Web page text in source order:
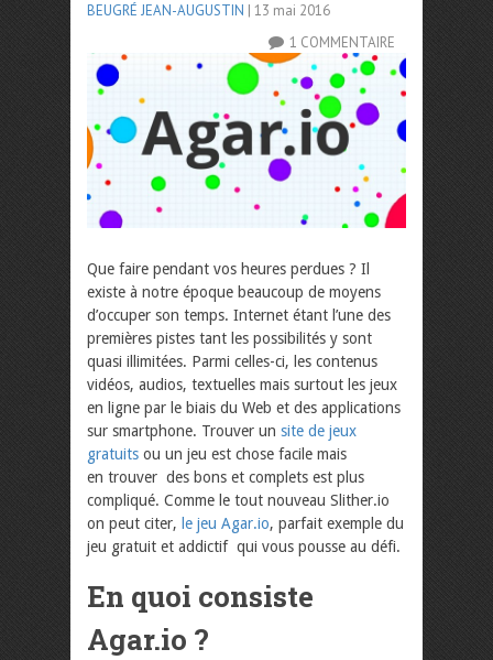
BEUGRÉ JEAN-AUGUSTIN | 13 mai 2016
1 COMMENTAIRE
Que faire pendant vos heures perdues ? Il
existe à notre époque beaucoup de moyens
d’occuper son temps. Internet étant l’une des
premières pistes tant les possibilités y sont
quasi illimitées. Parmi celles-ci, les contenus
vidéos, audios, textuelles mais surtout les jeux
en ligne par le biais du Web et des applications
sur smartphone. Trouver un site de jeux
gratuits ou un jeu est chose facile mais
en trouver des bons et complets est plus
compliqué. Comme le tout nouveau Slither.io
on peut citer, le jeu Agar.io, parfait exemple du
jeu gratuit et addictif qui vous pousse au défi.
En quoi consiste
Agar.io ?